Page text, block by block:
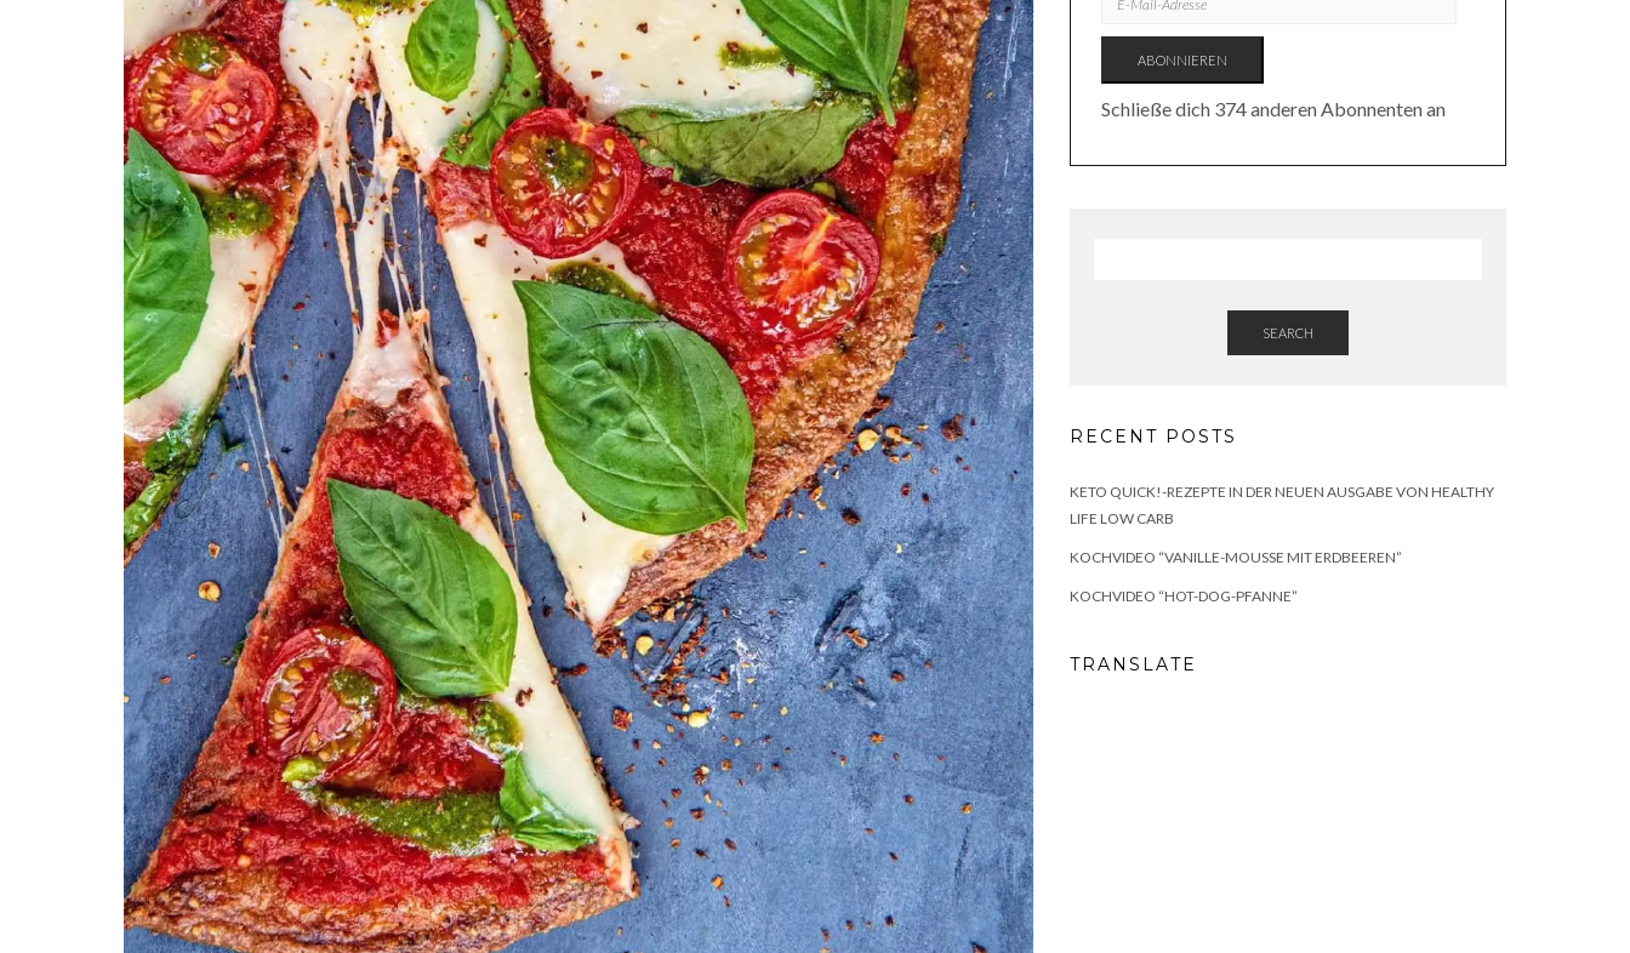
MAIL-
ABONNIEREN
Schließe dich 374 anderen Abonnenten an
SEARCH
RECENT POSTS
KETO QUICK!-REZEPTE IN DER NEUEN AUSGABE VON HEALTHY
LIFE LOW CARB
KOCHVIDEO “VANILLE-MOUSSE MIT ERDBEEREN”
KOCHVIDEO “HOT-DOG-PFANNE”
TRANSLATE